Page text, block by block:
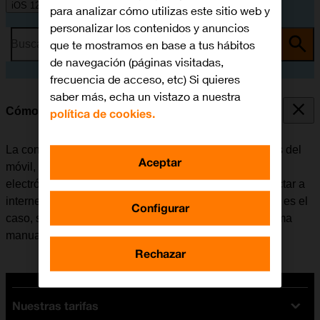
iOS 12.0
Busca por problema o tema
Cómo configurar el móvil para internet
La conexión de internet se utiliza en muchas funciones del
móvil, por ejemplo, al usar el navegador, recibir correo
electrónico, instalar apps, etc. El móvil se puede conectar a
internet una vez se haya insertado la tarjeta SIM. Si no es el
caso, se puede configurar el móvil para internet de forma
manual.
Nuestras tarifas
para analizar cómo utilizas este sitio web y
personalizar los contenidos y anuncios
que te mostramos en base a tus hábitos
de navegación (páginas visitadas,
frecuencia de acceso, etc) Si quieres
saber más, echa un vistazo a nuestra
política de cookies.
Configurar
Rechazar
Aceptar